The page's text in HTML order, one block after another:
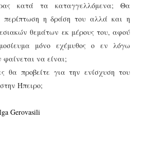
κατά τα καταγγελλόμενα; Θα
περίπτωση η δράση του αλλά και η
θεμάτων εκ μέρους του, αφού
μόνο εχέμυθος ο εν λόγω
να είναι;
θα προβείτε για την ενίσχυση του
Ήπειρο;
Gerovasili